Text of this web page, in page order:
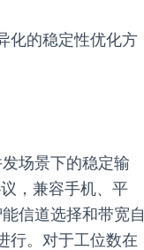
化的稳定性优化方
场景下的稳定输
，兼容手机、平
信道选择和带宽自
行。对于工位数在